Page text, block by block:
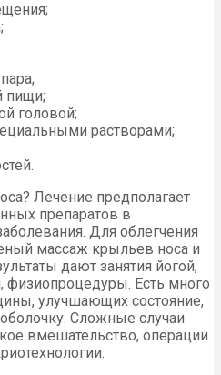
пищи;
головой;
растворами;
Лечение предполагает
препаратов в
Для облегчения
массаж крыльев носа и
дают занятия йогой,
Есть много
улучшающих состояние,
Сложные случаи
вмешательство, операции